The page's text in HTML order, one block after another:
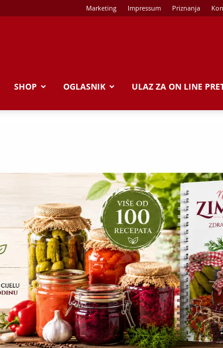
Marketing Impressum Priznanja
SHOP OGLASNIK ULAZ ZA ON LINE